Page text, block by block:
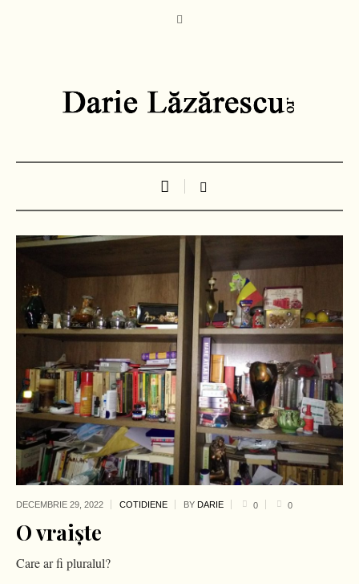
DECEMBRIE 29, 2022 COTIDIENE BY DARIE 0 0
O vraiște
Care ar fi pluralul?